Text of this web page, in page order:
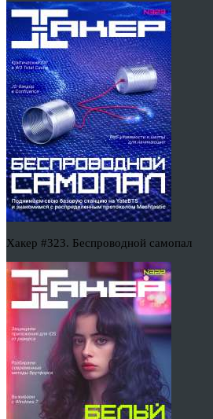
Хакер #323. Беспроводной самопал